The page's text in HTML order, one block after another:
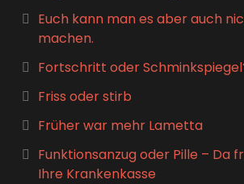
Euch kann man es aber auch
machen.
Fortschritt oder
Friss oder stirb
Früher war mehr Lametta
Funktionsanzug oder Pille – Da
Ihre Krankenkasse